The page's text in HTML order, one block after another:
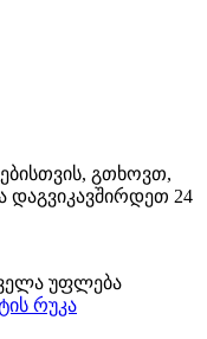
გთხოვთ,
24
უფლება
რუკა